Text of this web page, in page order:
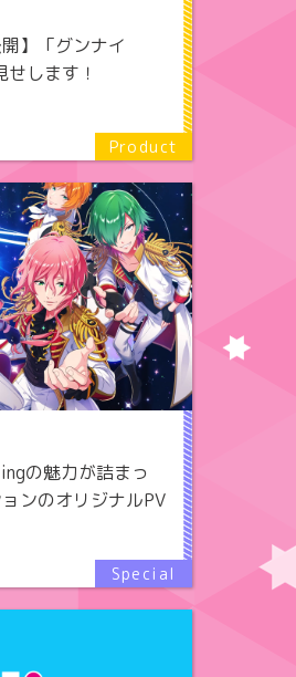
】「グンナイ
します！
の魅力が詰まっ
ンのオリジナルPV